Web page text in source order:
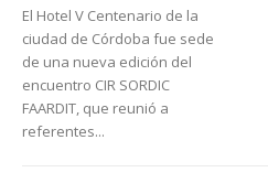
El Hotel V Centenario de la
ciudad de Córdoba fue sede
de una nueva edición del
encuentro CIR SORDIC
FAARDIT, que reunió a
referentes...